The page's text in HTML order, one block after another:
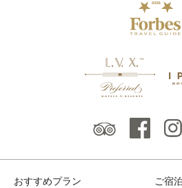
おすすめプラン ご宿泊